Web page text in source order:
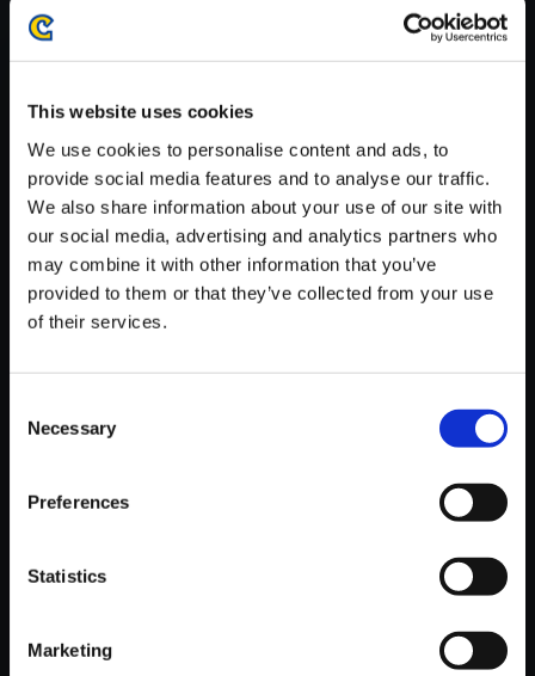
This website uses cookies
We use cookies to personalise content and ads, to
provide social media features and to analyse our traffic.
We also share information about your use of our site with
our social media, advertising and analytics partners who
may combine it with other information that you’ve
provided to them or that they’ve collected from your use
of their services.
Selection
Necessary
Preferences
Statistics
Marketing
がかかる場合がございます。
※ご購入いただいたファイルのダウンロードの際には、通信環境
が安定しているWifi環境でお試しください。
【単曲】バイオハザード 6 オリ
ジナル・サウンドトラック We’r
e Finally Here
おすすめ商品